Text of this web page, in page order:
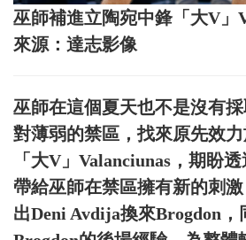
巫師補進立陶宛中鋒「大V」
來源：達志影像
巫師在這個夏天也不是沒有
對薄弱的禁區，找來原先效
「大V」Valanciunas，期盼
帶給巫師在禁區擁有新的刺
出Deni Avdija換來Brogdon，